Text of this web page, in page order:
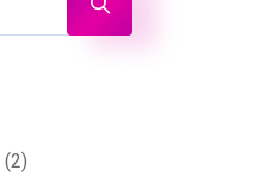
(2)